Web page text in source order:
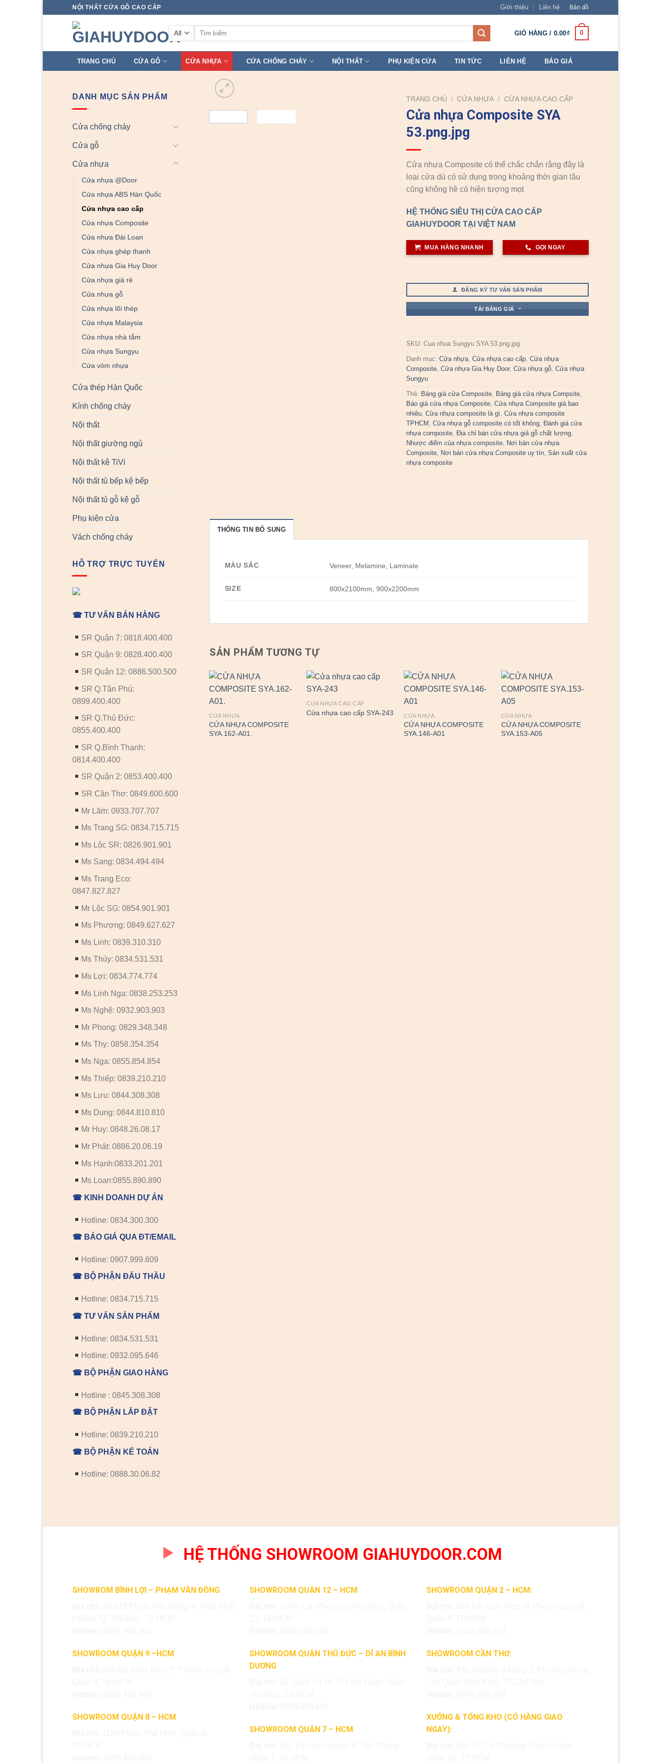
NỘI THẤT CỬA GỖ CAO CẤP Giới thiệu Liên hệ Bản đồ
Tìm
GIỎ HÀNG / 0.00₫ 0
TRANG CHỦ CỬA GỖ CỬA NHỰA CỬA CHỐNG CHÁY NỘI THẤT PHỤ KIỆN CỬA TIN TỨC LIÊN HỆ BÁO GIÁ
DANH MỤC SẢN PHẨM
Cửa chống cháy
Cửa gỗ
Cửa nhựa
Cửa nhựa @Door
Cửa nhựa ABS Hàn Quốc
Cửa nhựa cao cấp
Cửa nhựa Composite
Cửa nhựa Đài Loan
Cửa nhựa ghép thanh
Cửa nhựa Gia Huy Door
Cửa nhựa giá rẻ
Cửa nhựa gỗ
Cửa nhựa lõi thép
Cửa nhựa Malaysia
Cửa nhựa nhà tắm
Cửa nhựa Sungyu
Cửa vòm nhựa
Cửa thép Hàn Quốc
Kính chống cháy
Nội thất
Nội thất giường ngủ
Nội thất kệ TiVi
Nội thất tủ bếp kệ bếp
Nội thất tủ gỗ kệ gỗ
Phụ kiện cửa
Vách chống cháy
HỖ TRỢ TRỰC TUYẾN
☎ TƯ VẤN BÁN HÀNG
SR Quận 7: 0818.400.400
SR Quận 9: 0828.400.400
SR Quận 12: 0886.500.500
SR Q.Tân Phú:
0899.400.400
SR Q.Thủ Đức:
0855.400.400
SR Q.Bình Thạnh:
0814.400.400
SR Quận 2: 0853.400.400
SR Cần Thơ: 0849.600.600
Mr Lãm: 0933.707.707
Ms Trang SG: 0834.715.715
Ms Lộc SR: 0826.901.901
Ms Sang: 0834.494.494
Ms Trang Eco:
0847.827.827
Mr Lộc SG: 0854.901.901
Ms Phượng: 0849.627.627
Ms Linh: 0839.310.310
Ms Thúy: 0834.531.531
Ms Lợi: 0834.774.774
Ms Linh Nga: 0838.253.253
Ms Nghệ: 0932.903.903
Mr Phong: 0829.348.348
Ms Thy: 0858.354.354
Ms Nga: 0855.854.854
Ms Thiếp: 0839.210.210
Ms Lưu: 0844.308.308
Ms Dung: 0844.810.810
Mr Huy: 0848.26.08.17
Mr Phát: 0886.20.06.19
Ms Hạnh:0833.201.201
Ms Loan:0855.890.890
☎ KINH DOANH DỰ ÁN
Hotline: 0834.300.300
☎ BÁO GIÁ QUA ĐT/EMAIL
Hotline: 0907.999.609
☎ BỘ PHẬN ĐẤU THẦU
Hotline: 0834.715.715
☎ TƯ VẤN SẢN PHẨM
Hotline: 0834.531.531
Hotline: 0932.095.646
☎ BỘ PHẬN GIAO HÀNG
Hotline : 0845.308.308
☎ BỘ PHẬN LẮP ĐẶT
Hotline: 0839.210.210
☎ BỘ PHẬN KẾ TOÁN
Hotline: 0888.30.06.82
TRANG CHỦ / CỬA NHỰA / CỬA NHỰA CAO CẤP
Cửa nhựa Composite SYA
53.png.jpg
Cửa nhựa Composite có thể chắc chắn rằng đây là
loại cửa dù có sử dụng trong khoảng thời gian lâu
cũng không hề có hiện tượng mọt
HỆ THỐNG SIÊU THỊ CỬA CAO CẤP
GIAHUYDOOR TẠI VIỆT NAM
MUA HÀNG NHANH GỌI NGAY
ĐĂNG KÝ TƯ VẤN SẢN PHẨM
TẢI BẢNG GIÁ
SKU:Cua nhua Sungyu SYA 53.png.jpg
Danh mục:Cửa nhựa,Cửa nhựa cao cấp,Cửa nhựa
Composite,Cửa nhựa Gia Huy Door,Cửa nhựa gỗ,Cửa nhựa
Sungyu
Thẻ: Bảng giá cửa Composite, Bảng giá cửa nhựa Compsite,
Báo giá cửa nhựa Composite,Cửa nhựa Composite giá bao
nhiêu,Cửa nhựa composite là gì,Cửa nhựa composite
TPHCM ,Cửa nhựa gỗ composite có tốt không,Đánh giá cửa
nhựa composite,Địa chỉ bán cửa nhựa giả gỗ chất lượng,
Nhược điểm của nhựa composite, Nơi bán cửa nhựa
Composite, Nơi bán cửa nhựa Composite uy tín,Sản xuất cửa
nhựa composite
THÔNG TIN BỔ SUNG
MÀU SẮC Veneer, Melamine, Laminate
SIZE 800x2100mm, 900x2200mm
SẢN PHẨM TƯƠNG TỰ
CỬA NHỰA
CỬA NHỰA COMPOSITE
SYA.162-A01.
CỬA NHỰA CAO CẤP
Cửa nhựa cao cấp SYA-243 CỬA NHỰA
CỬA NHỰA COMPOSITE
SYA.146-A01
CỬA NHỰA
CỬA NHỰA COMPOSITE
SYA.153-A05
Cửa nhựa cao cấp SYA-134
CỬA NHỰA COMPOSITE
HỆ THỐNG SHOWROOM GIAHUYDOOR.COM
SHOWROM BÌNH LỢI – PHẠM VĂN ĐỒNG
SHOWROOM QUẬN 9 –HCM
SHOWROOM QUẬN 8 – HCM
SHOWROOM QUẬN 12 – HCM
SHOWROOM QUẬN THỦ ĐỨC – DĨ AN BÌNH
DƯƠNG
SHOWROOM QUẬN 7 – HCM
SHOWROOM QUẬN 2 – HCM:
SHOWROOM CẦN THƠ:
XƯỞNG & TỔNG KHO (CÓ HÀNG GIAO
NGAY):